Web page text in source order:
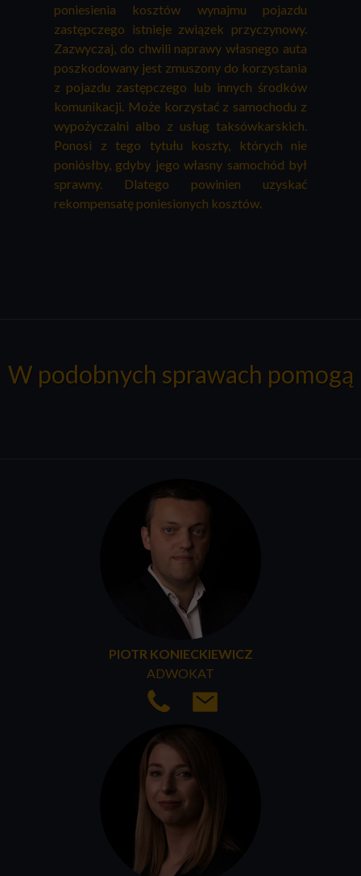
W podobnych sprawach pomogą
PIOTR KONIECKIEWICZ
ADWOKAT
poniesienia kosztów wynajmu pojazdu
zastępczego istnieje związek przyczynowy.
Zazwyczaj, do chwili naprawy własnego auta
poszkodowany jest zmuszony do korzystania
z pojazdu zastępczego lub innych środków
komunikacji. Może korzystać z samochodu z
wypożyczalni albo z usług taksówkarskich.
Ponosi z tego tytułu koszty, których nie
poniósłby, gdyby jego własny samochód był
sprawny. Dlatego powinien uzyskać
rekompensatę poniesionych kosztów.